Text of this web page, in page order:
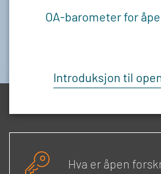
OA-barometer for
Introduksjon til
Hva er åpen